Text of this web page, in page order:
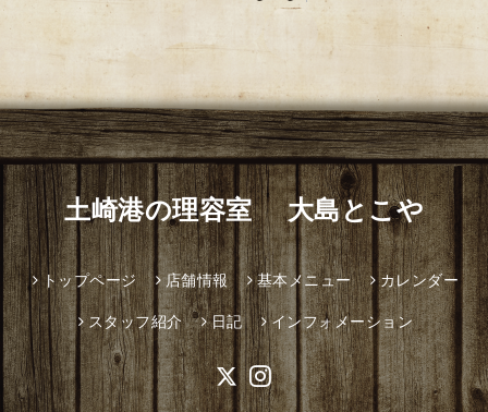
土崎港の理容室 大島とこや
トップページ 店舗情報 基本メニュー カレンダー
スタッフ紹介 日記 インフォメーション